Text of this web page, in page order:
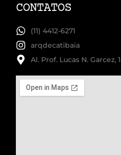
CONTATOS
(11) 4412-6271
arqdecatibaia
Al. Prof. Lucas N. Garcez,